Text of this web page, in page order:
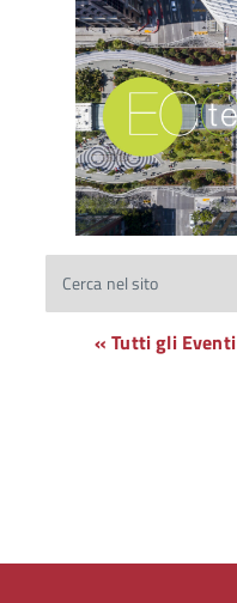
Cerca nel sito
« Tutti gli Eventi